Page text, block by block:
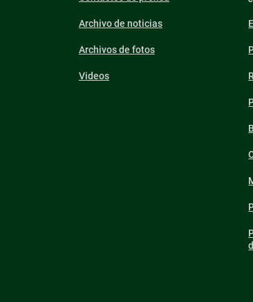
Archivo de noticias
Archivos de fotos
Videos